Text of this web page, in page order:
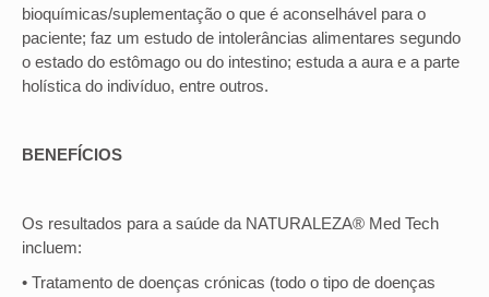
bioquímicas/suplementação o que é aconselhável para o
paciente; faz um estudo de intolerâncias alimentares segundo
o estado do estômago ou do intestino; estuda a aura e a parte
holística do indivíduo, entre outros.
BENEFÍCIOS
Os resultados para a saúde da NATURALEZA® Med Tech
incluem:
• Tratamento de doenças crónicas (todo o tipo de doenças